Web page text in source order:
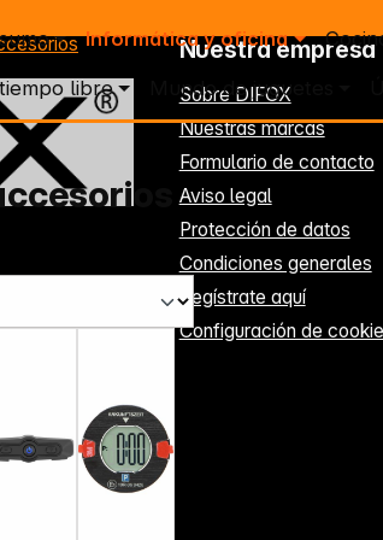
Informática y oficina
libre Mundo de juguetes
Nuestra empresa
Sobre DIFOX
Nuestras marcas
Formulario de contacto
Aviso legal
Protección de datos
Condiciones generales
Regístrate aquí
Configuración de